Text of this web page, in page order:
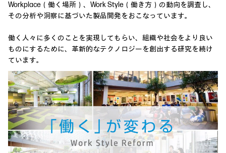
Workplace（働く場所）、Work Style（働き方）の動向を調査し、
その分析や洞察に基づいた製品開発をおこなっています。
働く人々に多くのことを実現してもらい、組織や社会をより良い
ものにするために、革新的なテクノロジーを創出する研究を続け
ています。